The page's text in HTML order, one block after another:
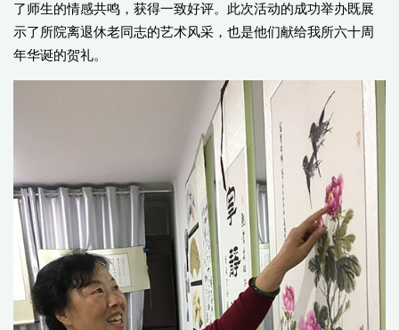
了师生的情感共鸣，获得一致好评。此次活动的成功举办既展
示了所院离退休老同志的艺术风采，也是他们献给我所六十周
年华诞的贺礼。